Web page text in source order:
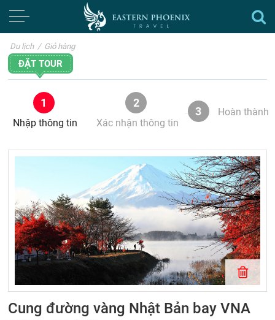
Du lịch / Giỏ hàng
ĐẶT TOUR
1
Nhập thông tin
2
Xác nhận thông tin
3 Hoàn thành
Cung đường vàng Nhật Bản bay VNA